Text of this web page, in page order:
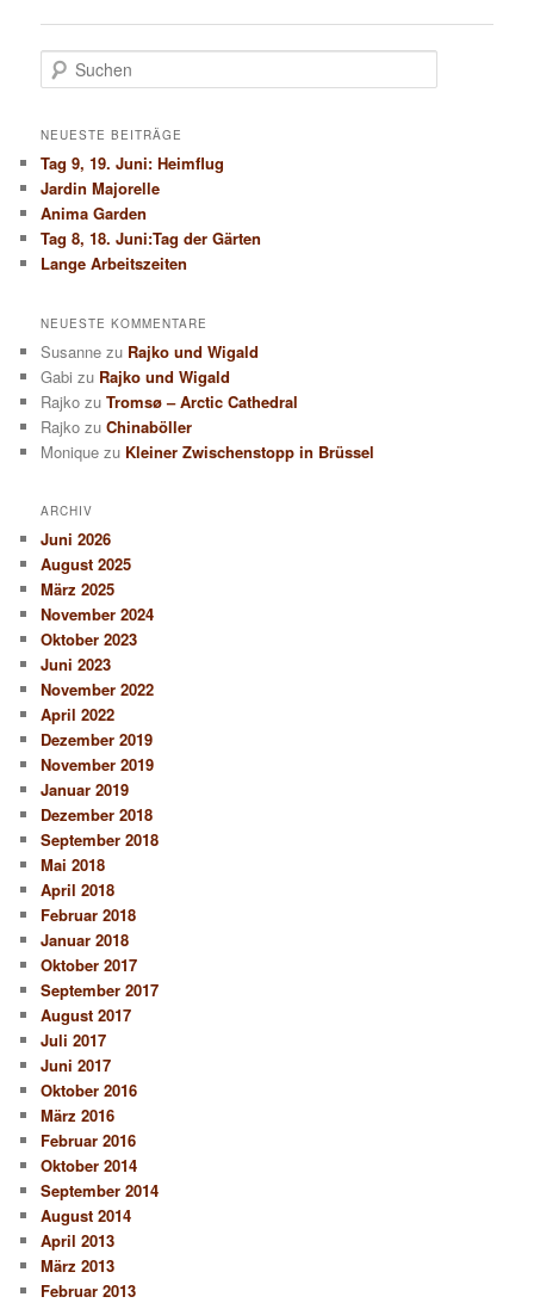
u
h
n
NEUESTE BEITRÄGE
Tag 9, 19. Juni: Heimflug
Jardin Majorelle
Anima Garden
Tag 8, 18. Juni:Tag der Gärten
Lange Arbeitszeiten
NEUESTE KOMMENTARE
Susanne zu Rajko und Wigald
Gabi zu Rajko und Wigald
Rajko zuTromsø – Arctic Cathedral
Rajko zuChinaböller
Monique zu Kleiner Zwischenstopp in Brüssel
ARCHIV
Juni 2026
August 2025
März 2025
November 2024
Oktober 2023
Juni 2023
November 2022
April 2022
Dezember 2019
November 2019
Januar 2019
Dezember 2018
September 2018
Mai 2018
April 2018
Februar 2018
Januar 2018
Oktober 2017
September 2017
August 2017
Juli 2017
Juni 2017
Oktober 2016
März 2016
Februar 2016
Oktober 2014
September 2014
August 2014
April 2013
März 2013
Februar 2013